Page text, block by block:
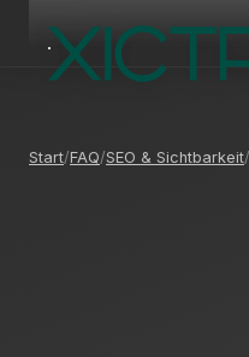
Start FAQ SEO & Sichtbarkeit